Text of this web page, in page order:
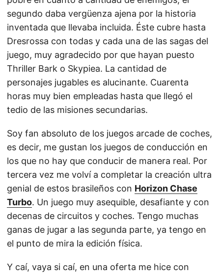
segundo daba vergüenza ajena por la historia
inventada que llevaba incluida. Éste cubre hasta
Dresrossa con todas y cada una de las sagas del
juego, muy agradecido por que hayan puesto
Thriller Bark o Skypiea. La cantidad de
personajes jugables es alucinante. Cuarenta
horas muy bien empleadas hasta que llegó el
tedio de las misiones secundarias.
Soy fan absoluto de los juegos arcade de coches,
es decir, me gustan los juegos de conducción en
los que no hay que conducir de manera real. Por
tercera vez me volví a completar la creación ultra
genial de estos brasileños con Horizon Chase
Turbo. Un juego muy asequible, desafiante y con
decenas de circuitos y coches. Tengo muchas
ganas de jugar a las segunda parte, ya tengo en
el punto de mira la edición física.
Y caí, vaya si caí, en una oferta me hice con